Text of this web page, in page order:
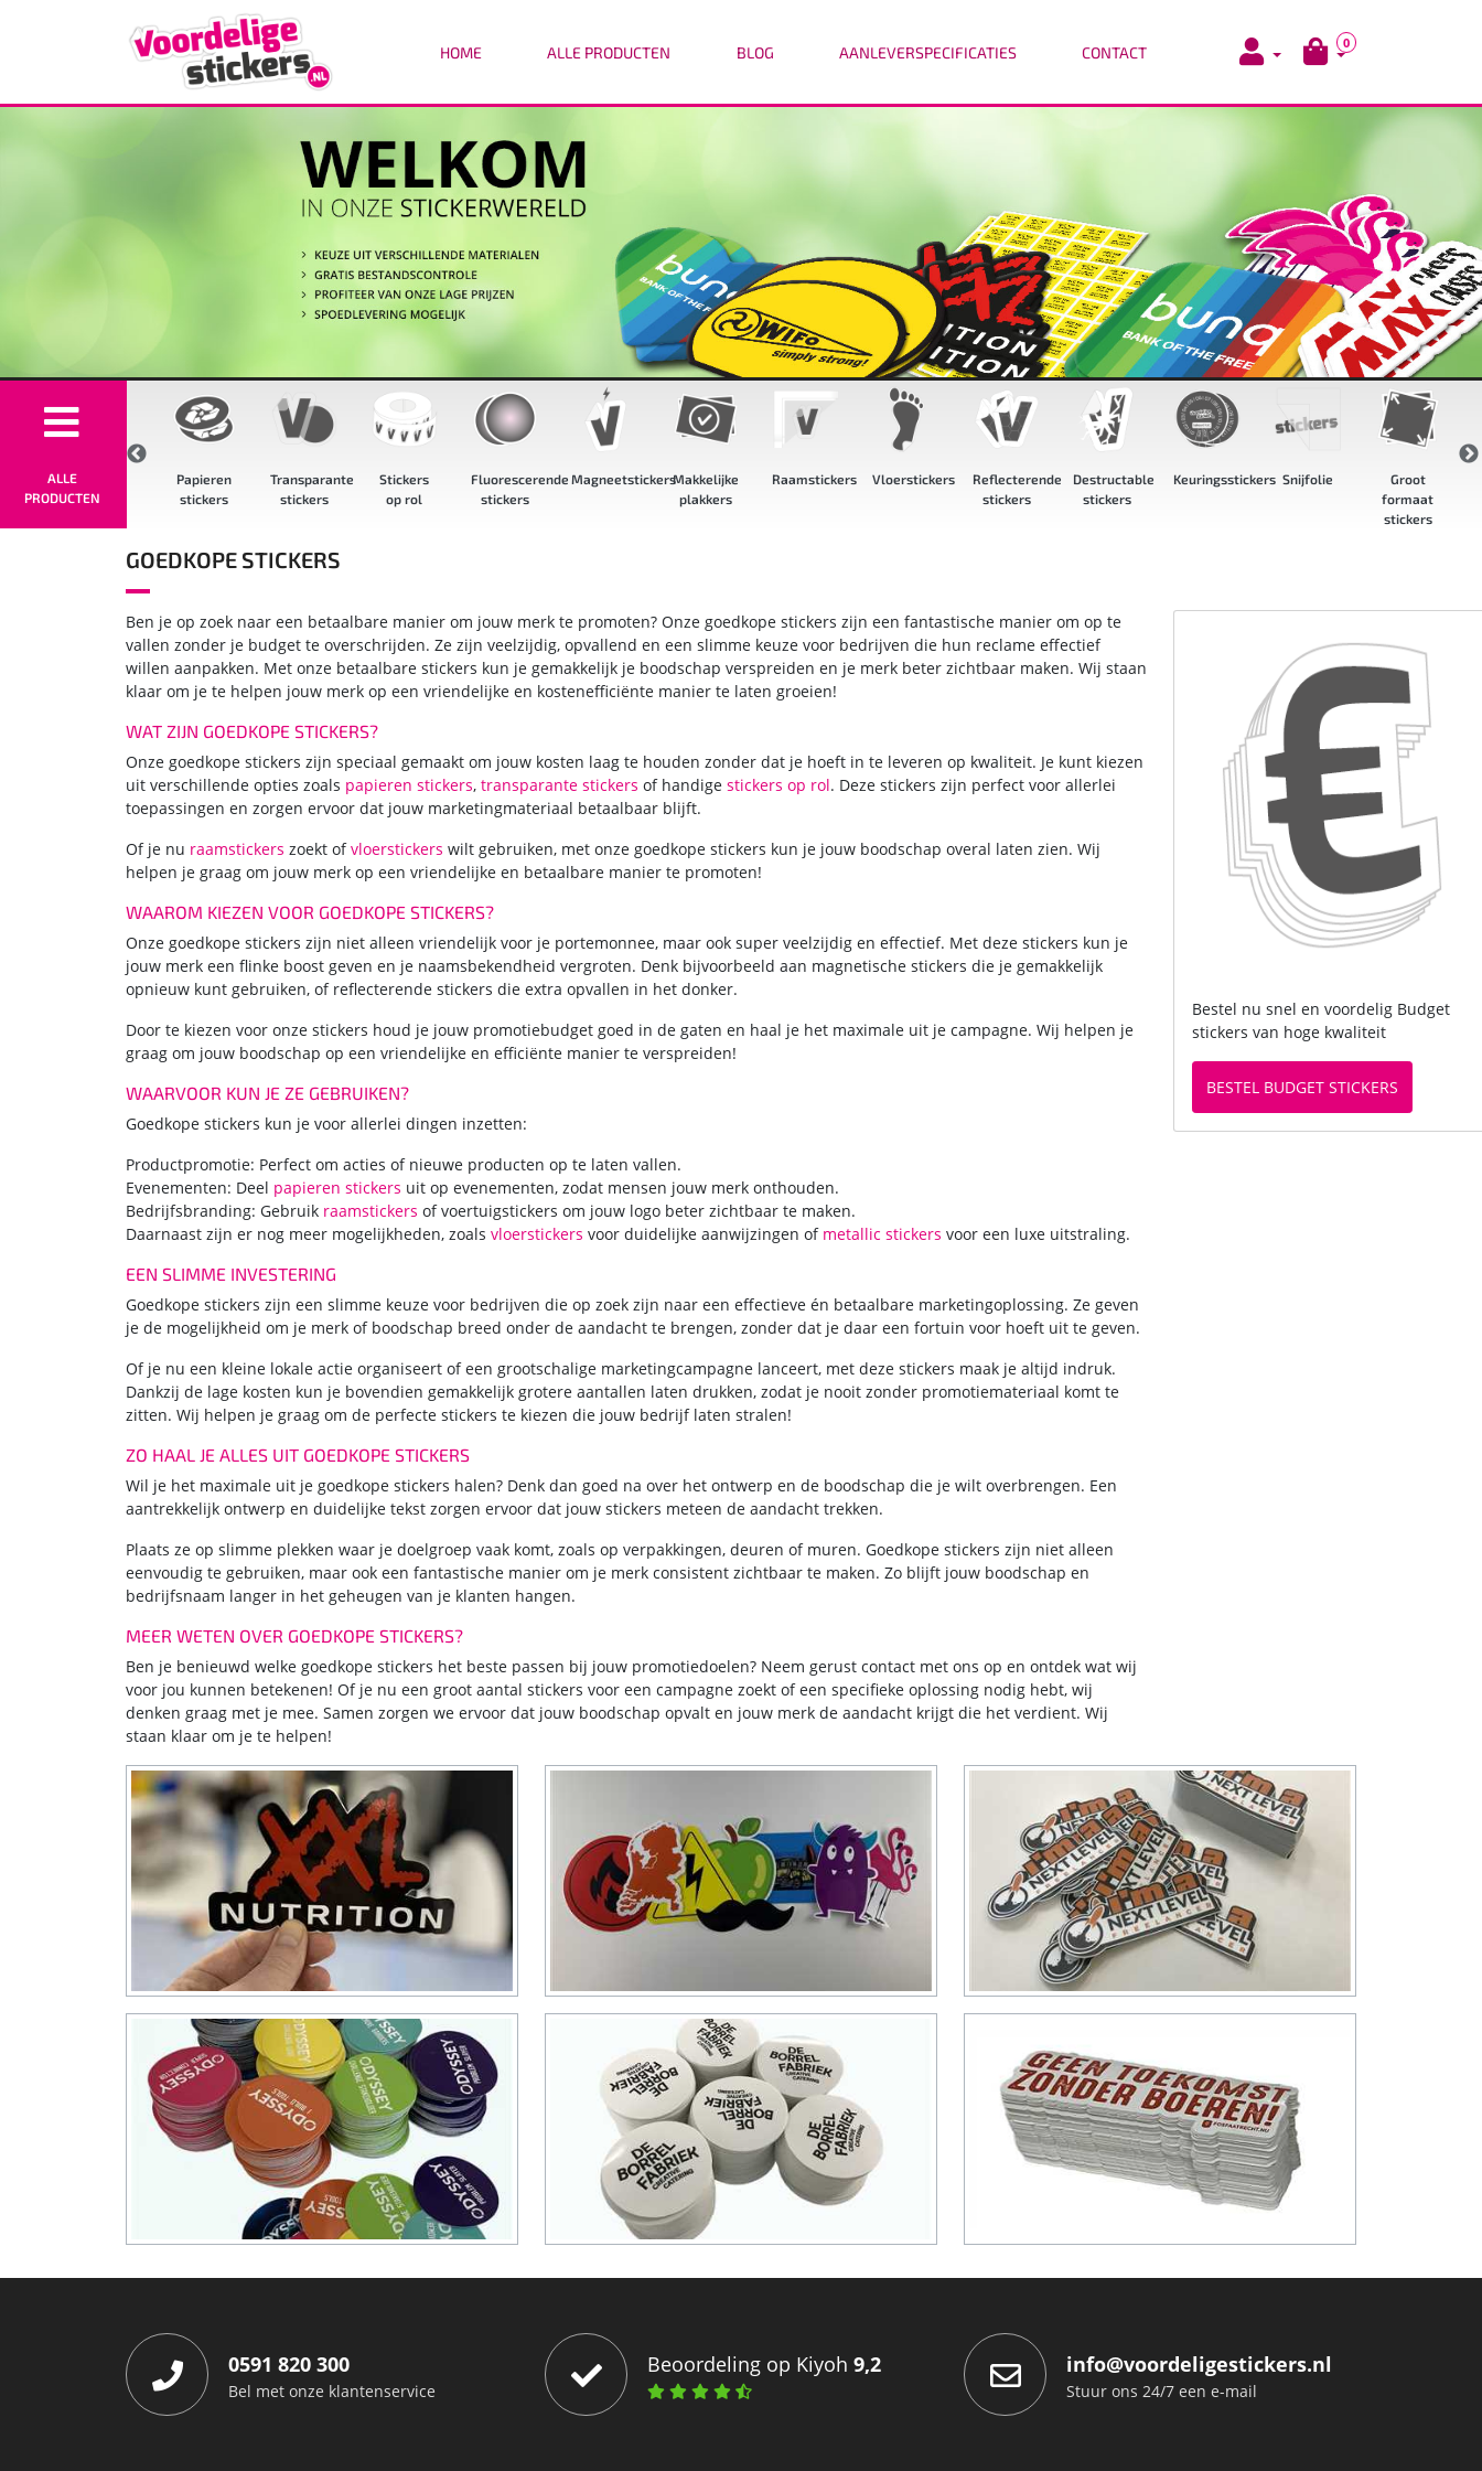
HOME ALLE PRODUCTEN BLOG AANLEVERSPECIFICATIES CONTACT
0
ALLE
PRODUCTEN
High tack
stickers
Papieren
stickers
Transparante
stickers
Stickers
op rol
Fluorescerende
stickers
MagneetstickersMakkelijke
plakkers
Raamstickers Vloerstickers
Reflecterende
stickers
Destructable
stickers
Keuringsstickers Snijfolie
Groot
formaat
stickers
GOEDKOPE STICKERS
Ben je op zoek naar een betaalbare manier om jouw merk te promoten? Onze goedkope stickers zijn een fantastische manier om op te
vallen zonder je budget te overschrijden. Ze zijn veelzijdig, opvallend en een slimme keuze voor bedrijven die hun reclame effectief
willen aanpakken. Met onze betaalbare stickers kun je gemakkelijk je boodschap verspreiden en je merk beter zichtbaar maken. Wij staan
klaar om je te helpen jouw merk op een vriendelijke en kostenefficiënte manier te laten groeien!
WAT ZIJN GOEDKOPE STICKERS?
Onze goedkope stickers zijn speciaal gemaakt om jouw kosten laag te houden zonder dat je hoeft in te leveren op kwaliteit. Je kunt kiezen
uit verschillende opties zoals papieren stickers, transparante stickers of handige stickers op rol. Deze stickers zijn perfect voor allerlei
toepassingen en zorgen ervoor dat jouw marketingmateriaal betaalbaar blijft.
Of je nu raamstickers zoekt ofvloerstickers wilt gebruiken, met onze goedkope stickers kun je jouw boodschap overal laten zien. Wij
helpen je graag om jouw merk op een vriendelijke en betaalbare manier te promoten!
WAAROM KIEZEN VOOR GOEDKOPE STICKERS?
Onze goedkope stickers zijn niet alleen vriendelijk voor je portemonnee, maar ook super veelzijdig en effectief. Met deze stickers kun je
jouw merk een flinke boost geven en je naamsbekendheid vergroten. Denk bijvoorbeeld aan magnetische stickers die je gemakkelijk
opnieuw kunt gebruiken, of reflecterende stickers die extra opvallen in het donker.
Door te kiezen voor onze stickers houd je jouw promotiebudget goed in de gaten en haal je het maximale uit je campagne. Wij helpen je
graag om jouw boodschap op een vriendelijke en efficiënte manier te verspreiden!
WAARVOOR KUN JE ZE GEBRUIKEN?
Goedkope stickers kun je voor allerlei dingen inzetten:
Productpromotie: Perfect om acties of nieuwe producten op te laten vallen.
Evenementen: Deel papieren stickers uit op evenementen, zodat mensen jouw merk onthouden.
Bedrijfsbranding: Gebruik raamstickers of voertuigstickers om jouw logo beter zichtbaar te maken.
Daarnaast zijn er nog meer mogelijkheden, zoals vloerstickers voor duidelijke aanwijzingen of metallic stickers voor een luxe uitstraling.
EEN SLIMME INVESTERING
Goedkope stickers zijn een slimme keuze voor bedrijven die op zoek zijn naar een effectieve én betaalbare marketingoplossing. Ze geven
je de mogelijkheid om je merk of boodschap breed onder de aandacht te brengen, zonder dat je daar een fortuin voor hoeft uit te geven.
Of je nu een kleine lokale actie organiseert of een grootschalige marketingcampagne lanceert, met deze stickers maak je altijd indruk.
Dankzij de lage kosten kun je bovendien gemakkelijk grotere aantallen laten drukken, zodat je nooit zonder promotiemateriaal komt te
zitten. Wij helpen je graag om de perfecte stickers te kiezen die jouw bedrijf laten stralen!
ZO HAAL JE ALLES UIT GOEDKOPE STICKERS
Wil je het maximale uit je goedkope stickers halen? Denk dan goed na over het ontwerp en de boodschap die je wilt overbrengen. Een
aantrekkelijk ontwerp en duidelijke tekst zorgen ervoor dat jouw stickers meteen de aandacht trekken.
Plaats ze op slimme plekken waar je doelgroep vaak komt, zoals op verpakkingen, deuren of muren. Goedkope stickers zijn niet alleen
eenvoudig te gebruiken, maar ook een fantastische manier om je merk consistent zichtbaar te maken. Zo blijft jouw boodschap en
bedrijfsnaam langer in het geheugen van je klanten hangen.
MEER WETEN OVER GOEDKOPE STICKERS?
Ben je benieuwd welke goedkope stickers het beste passen bij jouw promotiedoelen? Neem gerust contact met ons op en ontdek wat wij
voor jou kunnen betekenen! Of je nu een groot aantal stickers voor een campagne zoekt of een specifieke oplossing nodig hebt, wij
denken graag met je mee. Samen zorgen we ervoor dat jouw boodschap opvalt en jouw merk de aandacht krijgt die het verdient. Wij
staan klaar om je te helpen!
Bestel nu snel en voordelig Budget
stickers van hoge kwaliteit
BESTEL BUDGET STICKERS
0591 820 300
Bel met onze klantenservice
Beoordeling op Kiyoh 9,2 info@voordeligestickers.nl
Stuur ons 24/7 een e-mail